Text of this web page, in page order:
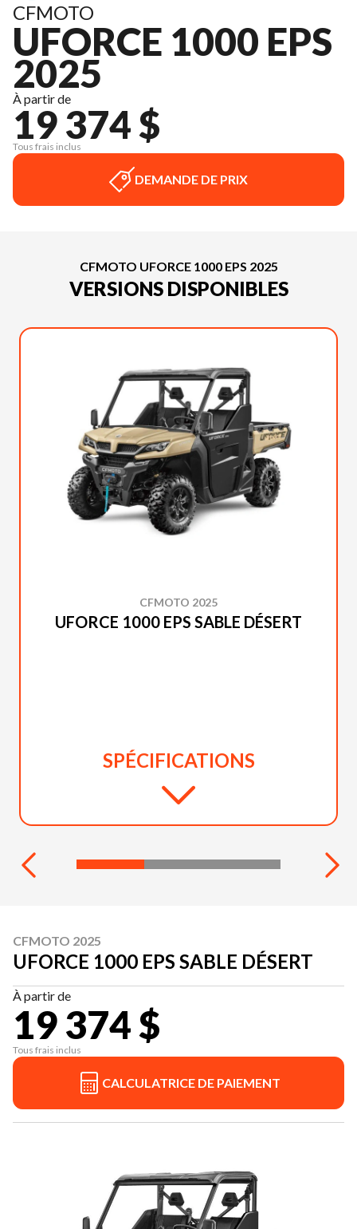
CFMOTO
UFORCE 1000 EPS
2025
À partir de
19 374 $
Tous frais inclus
DEMANDE DE PRIX
CFMOTO UFORCE 1000 EPS 2025
VERSIONS DISPONIBLES
CFMOTO 2025
UFORCE 1000 EPS SABLE DÉSERT
SPÉCIFICATIONS
CFMOTO 2025
UFORCE 1000 EPS SABLE DÉSERT
À partir de
19 374 $
Tous frais inclus
CALCULATRICE DE PAIEMENT